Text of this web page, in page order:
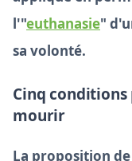
l'"euthanasie"
sa volonté.
Cinq conditions
mourir
La proposition